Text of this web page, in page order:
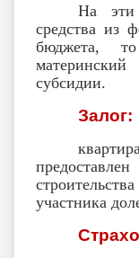
На эти
средства из
бюджета,
субсидии.
Залог:
участника